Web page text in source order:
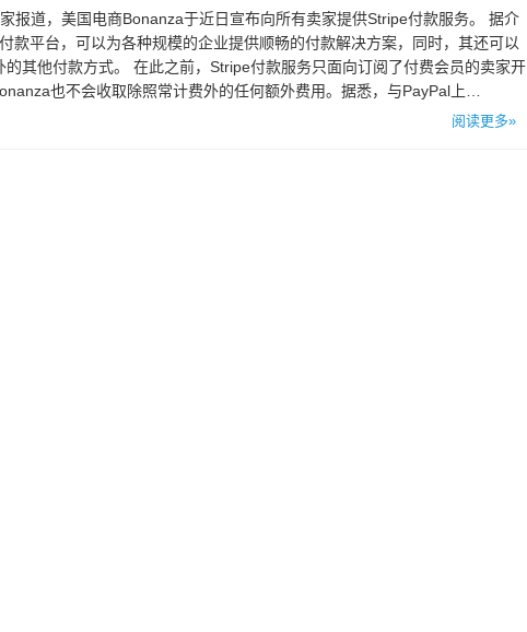
报道，美国电商Bonanza于近日宣布向所有卖家提供Stripe付款服务。 据介
款平台，可以为各种规模的企业提供顺畅的付款解决方案，同时，其还可以
的其他付款方式。 在此之前，Stripe付款服务只面向订阅了付费会员的卖家开
也不会收取除照常计费外的任何额外费用。据悉，与PayPal上…
阅读更多»